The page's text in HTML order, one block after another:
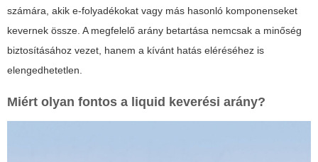
számára, akik e-folyadékokat vagy más hasonló komponenseket
kevernek össze. A megfelelő arány betartása nemcsak a minőség
biztosításához vezet, hanem a kívánt hatás eléréséhez is
elengedhetetlen.
Miért olyan fontos a liquid keverési arány?